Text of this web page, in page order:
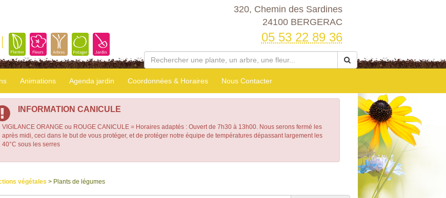
320, Chemin des Sardines
24100 BERGERAC
05 53 22 89 36
Animations Agenda jardin Coordonnées & Horaires Nous Contacter
INFORMATION CANICULE
VIGILANCE ORANGE ou ROUGE CANICULE = Horaires adaptés : Ouvert de 7h30 à 13h00. Nous serons fermé les
après midi, ceci dans le but de vous protéger, et de protéger notre équipe de températures dépassant largement les
40°C sous les serres
végétales > Plants de légumes